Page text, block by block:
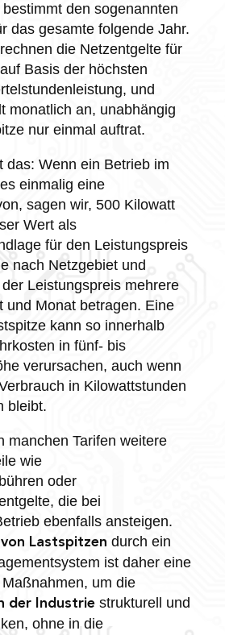
den sogenannten
das gesamte folgende Jahr.
die Netzentgelte für
Basis der höchsten
und
monatlich an, unabhängig
nur einmal auftrat.
das: Wenn ein Betrieb im
einmalig eine
sagen wir, 500 Kilowatt
Wert als
für den Leistungspreis
nach Netzgebiet und
Leistungspreis mehrere
und Monat betragen. Eine
kann so innerhalb
in fünf- bis
verursachen, auch wenn
in Kilowattstunden
bleibt.
manchen Tarifen weitere
wie
oder
die bei
ebenfalls ansteigen.
von Lastspitzen durch ein
ist daher eine
um die
der Industriestrukturell und
ohne in die